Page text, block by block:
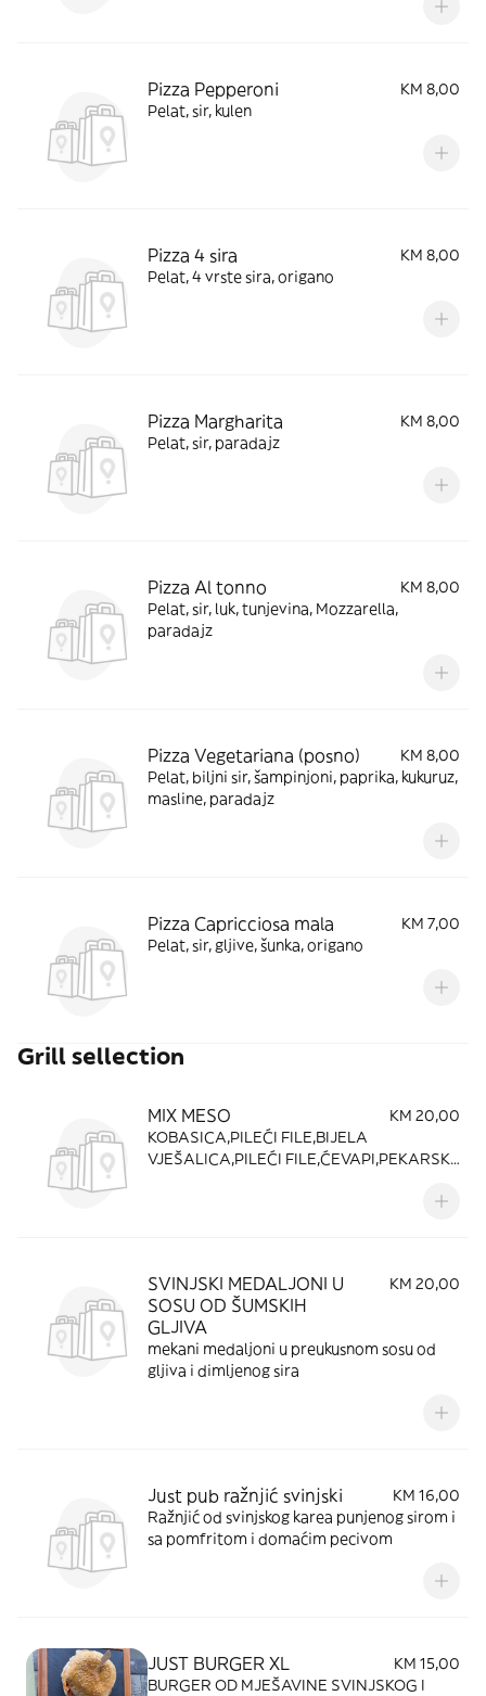
Pizza Pepperoni
KM 8,00
Pelat, sir, kulen
Pizza 4 sira
KM 8,00
Pelat, 4 vrste sira, origano
Pizza Margharita
KM 8,00
Pelat, sir, paradajz
Pizza Al tonno
KM 8,00
Pelat, sir, luk, tunjevina, Mozzarella,
paradajz
Pizza Vegetariana (posno)
KM 8,00
Pelat, biljni sir, šampinjoni, paprika, kukuruz,
masline, paradajz
Pizza Capricciosa mala
KM 7,00
Pelat, sir, gljive, šunka, origano
Grill sellection
MIX MESO
KM 20,00
KOBASICA,PILEĆI FILE,BIJELA
VJEŠALICA,PILEĆI FILE,ĆEVAPI,PEKARSKI
SVINJSKI MEDALJONI U
SOSU OD ŠUMSKIH
GLJIVA
KM 20,00
mekani medaljoni u preukusnom sosu od
gljiva i dimljenog sira
Just pub ražnjić svinjski
KM 16,00
Ražnjić od svinjskog karea punjenog sirom i
sa pomfritom i domaćim pecivom
JUST BURGER XL
KM 15,00
BURGER OD MJEŠAVINE SVINJSKOG I